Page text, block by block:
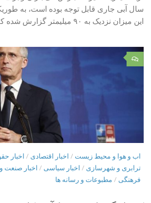
سال آبی جاری قابل توجه بوده است، به
این میزان نزدیک به ۹۰ میلیمتر گزارش شده که نسبت...
۰
اب و هوا و محیط زیست / اخبار اقتصادی / اخبار
ترابری و شهرسازی / اخبار سیاسی / اخبار صنعت
فرهنگی / مطبوعات و رسانه ها